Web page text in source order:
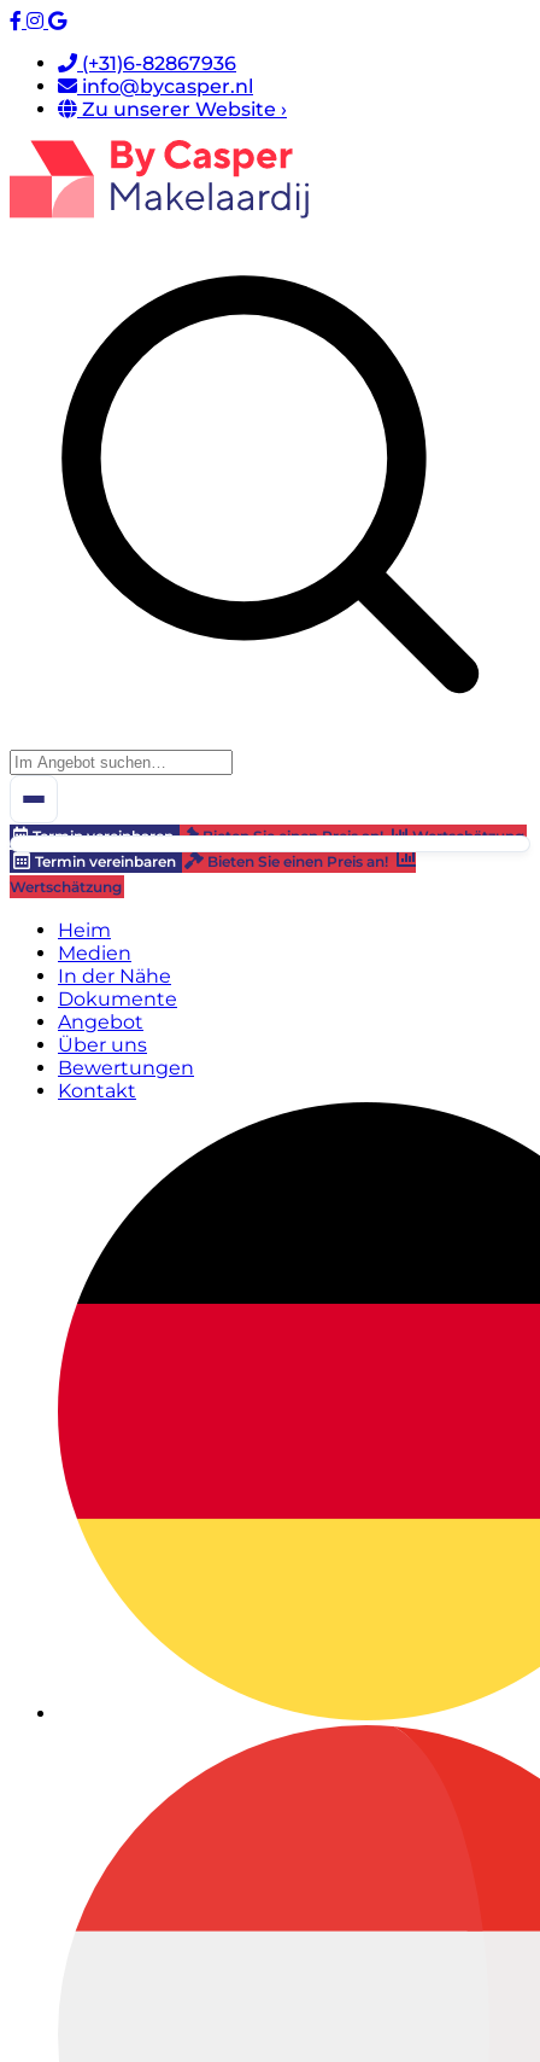
(+31)6-82867936
info@bycasper.nl
Zu unserer Website ›
Termin vereinbaren Bieten Sie einen Preis an!
Wertschätzung
Termin vereinbaren
Bieten Sie einen Preis an!
Wertschätzung
Heim
Medien
In der Nähe
Dokumente
Angebot
Über uns
Bewertungen
Kontakt